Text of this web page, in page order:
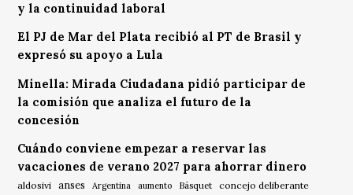
y la continuidad laboral
El PJ de Mar del Plata recibió al PT de Brasil y
expresó su apoyo a Lula
Minella: Mirada Ciudadana pidió participar de
la comisión que analiza el futuro de la
concesión
Cuándo conviene empezar a reservar las
vacaciones de verano 2027 para ahorrar dinero
aldosivi anses Argentina aumento Básquet concejo deliberante